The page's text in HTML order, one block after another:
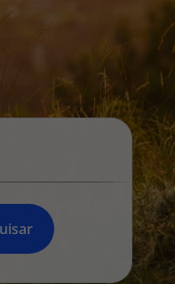
tem ainda ao seu
os dias úteis das